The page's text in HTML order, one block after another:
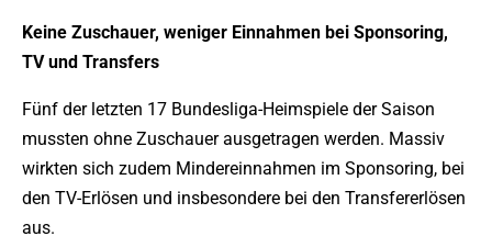
Keine Zuschauer, weniger Einnahmen bei Sponsoring,
TV und Transfers
Fünf der letzten 17 Bundesliga-Heimspiele der Saison
mussten ohne Zuschauer ausgetragen werden. Massiv
wirkten sich zudem Mindereinnahmen im Sponsoring, bei
den TV-Erlösen und insbesondere bei den Transfererlösen
aus.